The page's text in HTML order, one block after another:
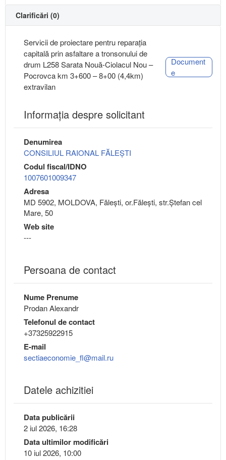
Clarificări (0)
Servicii de proiectare pentru reparația
capitală prin asfaltare a tronsonului de
drum L258 Sarata Nouă-Ciolacul Nou –
Pocrovca km 3+600 – 8+00 (4,4km)
extravilan
Document
e
Informaţia despre solicitant
Denumirea
CONSILIUL RAIONAL FĂLEȘTI
Codul fiscal/IDNO
1007601009347
Adresa
MD 5902, MOLDOVA, Făleşti, or.Făleşti, str.Ștefan cel
Mare, 50
Web site
---
Persoana de contact
Nume Prenume
Prodan Alexandr
Telefonul de contact
+37325922915
E-mail
sectiaeconomie_fl@mail.ru
Datele achizitiei
Data publicării
2 iul 2026, 16:28
Data ultimilor modificări
10 iul 2026, 10:00